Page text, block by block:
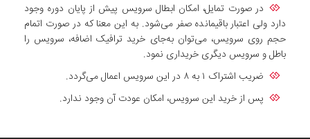
در صورت تمایل، امکان ابطال سرویس پیش از پایان دوره وجود
دارد ولی اعتبار باقیمانده صفر می‌شود. به این معنا که در صورت اتمام
حجم روی سرویس، می‌توان به‌جای خرید ترافیک اضافه، سرویس را
باطل و سرویس دیگری خریداری نمود.
ضریب اشتراک ۱ به ۸ در این سرویس اعمال می‌گردد.
پس از خرید این سرویس، امکان عودت آن وجود ندارد.